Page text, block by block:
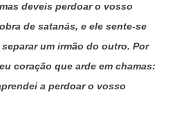
deveis perdoar o vosso
de satanás, e ele sente-se
um irmão do outro. Por
coração que arde em chamas:
a perdoar o vosso